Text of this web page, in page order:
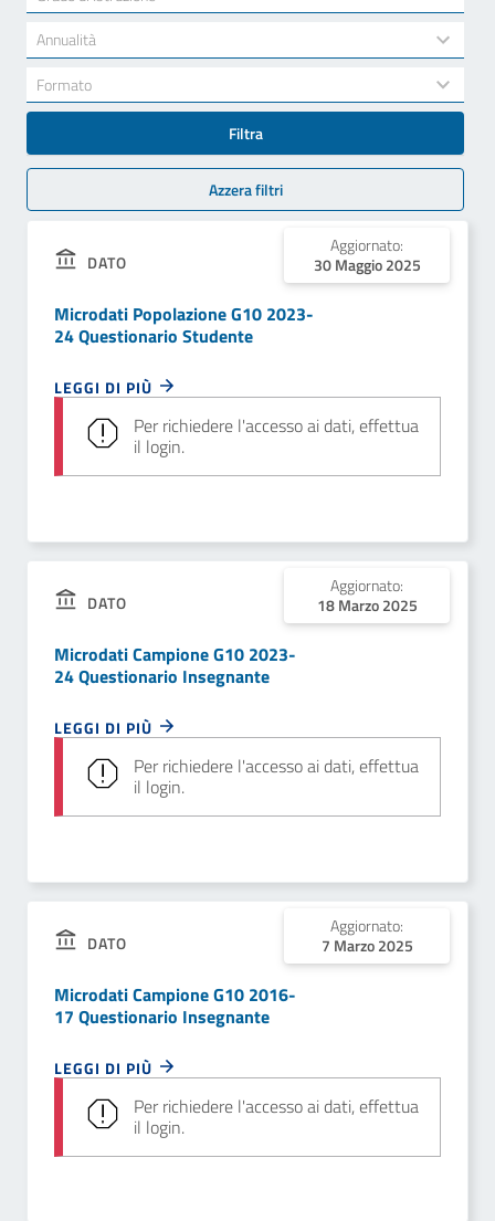
results
available
Annualità
34
results
available
Formato
results
available
Filtra
Azzera filtri
DATO
Aggiornato:
30 Maggio 2025
Microdati Popolazione G10 2023-
24 Questionario Studente
LEGGI DI PIÙ
Per richiedere l'accesso ai dati, effettua
il login.
DATO
Aggiornato:
18 Marzo 2025
Microdati Campione G10 2023-
24 Questionario Insegnante
LEGGI DI PIÙ
Per richiedere l'accesso ai dati, effettua
il login.
DATO
Aggiornato:
7 Marzo 2025
Microdati Campione G10 2016-
17 Questionario Insegnante
LEGGI DI PIÙ
Per richiedere l'accesso ai dati, effettua
il login.